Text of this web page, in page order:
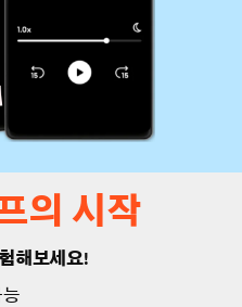
의 시작
해보세요!